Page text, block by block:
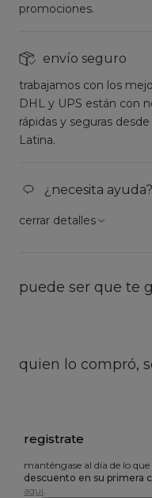
promociones.
envío seguro
trabajamos con los
DHL y UPS están con
rápidas y seguras
Latina.
¿necesita ayuda?
cerrar detalles
puede ser que te
quien lo compró,
registrate
manténgase al día de lo
descuento en su primera
aqui.